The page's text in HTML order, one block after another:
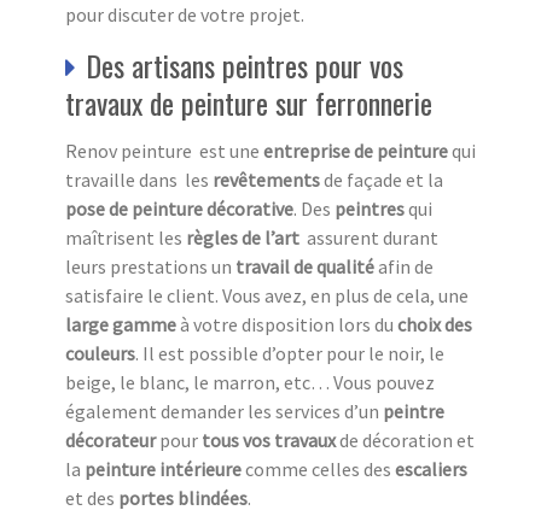
pour discuter de votre projet.
Des artisans peintres pour vos
travaux de peinture sur ferronnerie
Renov peinture est une entreprise de peinturequi
travaille dans les revêtementsde façade et la
pose de peinture décorative. Des peintresqui
maîtrisent les règles de l’art assurent durant
leurs prestations un travail de qualitéafin de
satisfaire le client. Vous avez, en plus de cela, une
large gammeà votre disposition lors du choix des
couleurs. Il est possible d’opter pour le noir, le
beige, le blanc, le marron, etc… Vous pouvez
également demander les services d’un peintre
décorateurpour tous vos travauxde décoration et
la peinture intérieurecomme celles des escaliers
et des portes blindées.